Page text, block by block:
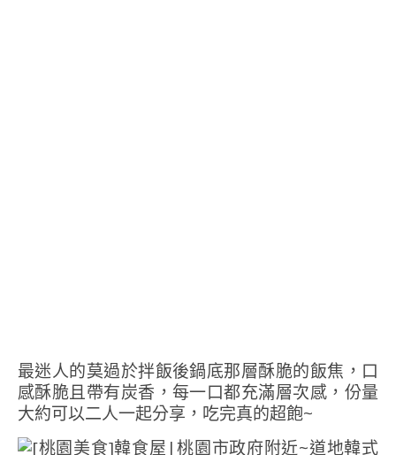
最迷人的莫過於拌飯後鍋底那層酥脆的飯焦，口
感酥脆且帶有炭香，每一口都充滿層次感，份量
大約可以二人一起分享，吃完真的超飽~